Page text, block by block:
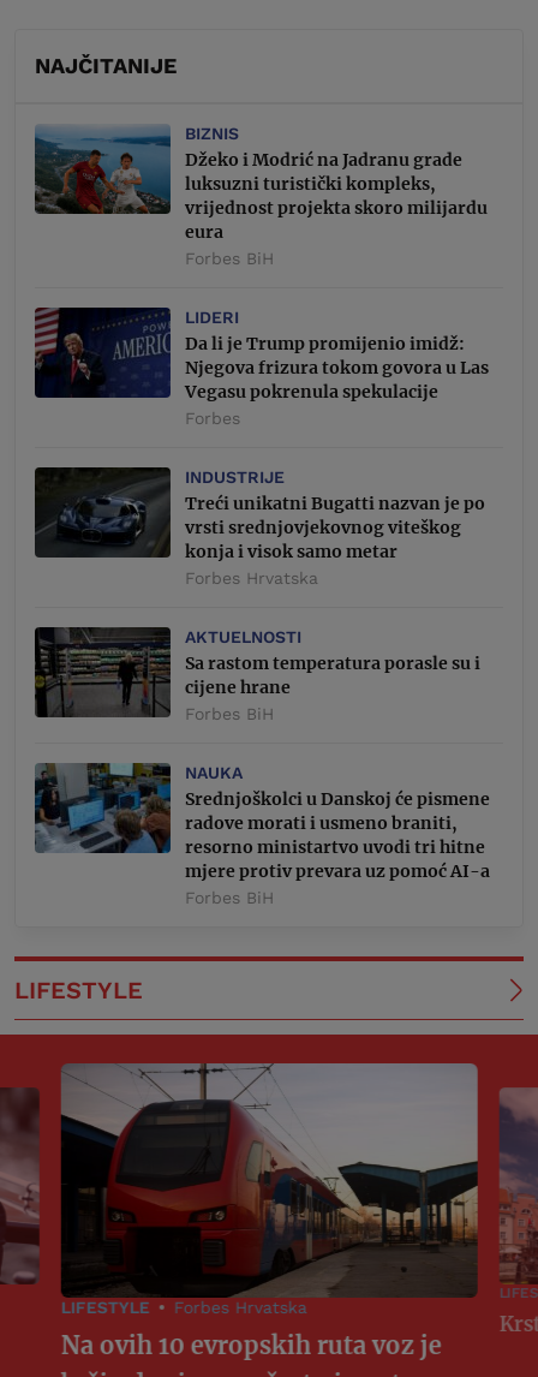
NAJČITANIJE
BIZNIS
Džeko i Modrić na Jadranu grade
luksuzni turistički kompleks,
vrijednost projekta skoro milijardu
eura
Forbes BiH
LIDERI
Da li je Trump promijenio imidž:
Njegova frizura tokom govora u Las
Vegasu pokrenula spekulacije
Forbes
INDUSTRIJE
Treći unikatni Bugatti nazvan je po
vrsti srednjovjekovnog viteškog
konja i visok samo metar
Forbes Hrvatska
AKTUELNOSTI
Sa rastom temperatura porasle su i
cijene hrane
Forbes BiH
NAUKA
Srednjoškolci u Danskoj će pismene
radove morati i usmeno braniti,
resorno ministartvo uvodi tri hitne
mjere protiv prevara uz pomoć AI-a
Forbes BiH
LIFESTYLE
LIFESTYLE Forbes Hrvatska
Na ovih 10 evropskih ruta voz je